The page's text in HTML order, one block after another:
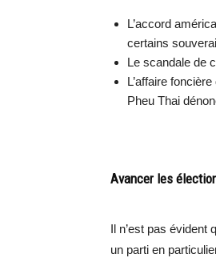
L’accord
certains
Le scandale de
L’affaire
Pheu Thai
Avancer les
Il n’est pas évident
un parti en